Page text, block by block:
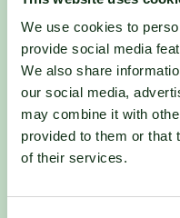
We use cookies to
provide social media
We also share
our social media,
may combine it with
provided to them or that
of their services.
Houten
Onze prachtige
vleugje natuurlijke